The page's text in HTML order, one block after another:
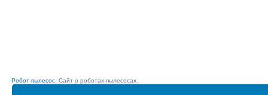
Робот-пылесос. Сайт о роботах-пылесосах.